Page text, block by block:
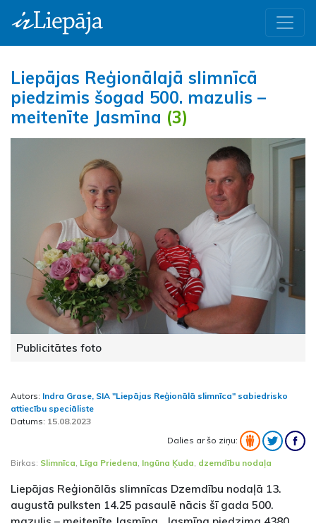
Liepājas Reģionālajā slimnīcā
piedzimis šogad 500. mazulis –
meitenīte Jasmīna (3)
Publicitātes foto
Autors: Indra Grase, SIA "Liepājas Reģionālā slimnīca" sabiedrisko
attiecību speciāliste
Datums: 15.08.2023
Dalies ar šo ziņu:
Birkas: Slimnīca Līga Priedena Ingūna Ķuda dzemdību nodaļa
Liepājas Reģionālās slimnīcas Dzemdību nodaļā 13.
augustā pulksten 14.25 pasaulē nācis šī gada 500.